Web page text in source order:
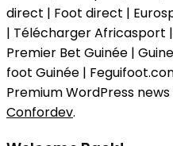
direct | Foot direct |
| Télécharger Africasport
Premier Bet Guinée |
foot Guinée |
Premium WordPress
Confordev.